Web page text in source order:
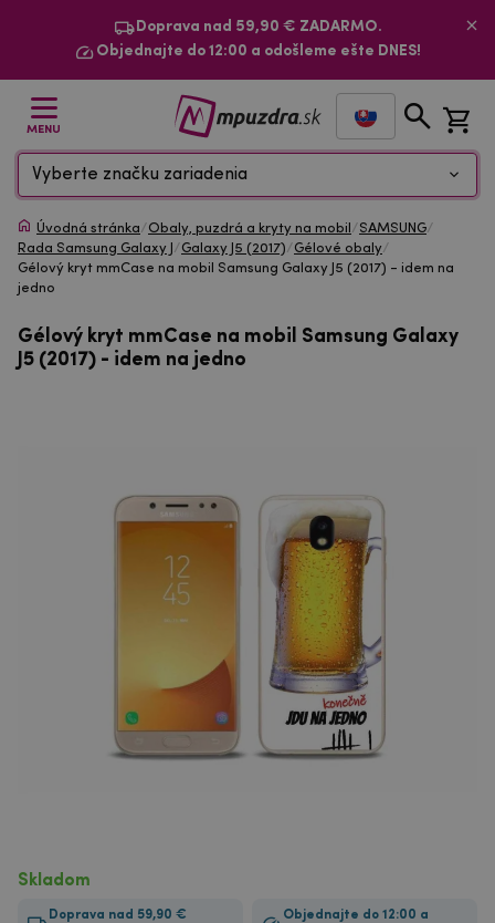
Doprava nad 59,90 € ZADARMO.
Objednajte do 12:00 a odošleme ešte DNES!
MENU
Vyberte značku zariadenia
Úvodná stránka/Obaly, puzdrá a kryty na mobil /SAMSUNG/
Rada Samsung Galaxy J /Galaxy J5 (2017)/Gélové obaly/
Gélový kryt mmCase na mobil Samsung Galaxy J5 (2017) - idem na
jedno
Gélový kryt mmCase na mobil Samsung Galaxy
J5 (2017) - idem na jedno
Skladom
Doprava nad 59,90 €
Objednajte do 12:00 a